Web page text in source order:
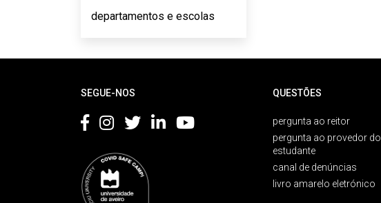
departamentos e escolas
SEGUE-NOS QUESTÕES
pergunta ao reitor
pergunta ao provedor do
estudante
canal de denúncias
livro amarelo eletrónico